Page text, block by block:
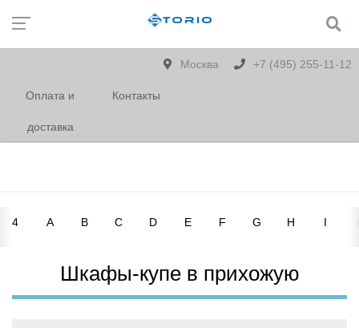
Москва +7 (495) 255-11-12
Оплата и
доставка
Контакты
4 A B C D E F G H I
Шкафы-купе в прихожую